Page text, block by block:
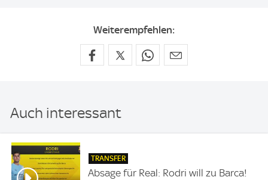
Weiterempfehlen:
Auch interessant
TRANSFER
Absage für Real: Rodri will zu Barca!